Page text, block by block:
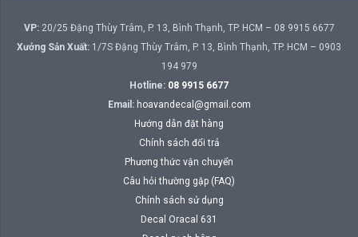
VP:20/25 Đặng Thùy Trâm, P. 13, Bình Thạnh, TP. HCM – 08 9915 6677
Xưởng Sản Xuất: 1/7S Đặng Thùy Trâm, P. 13, Bình Thạnh, TP. HCM – 0903
194 979
Hotline: 08 9915 6677
Email: hoavandecal@gmail.com
Hướng dẫn đặt hàng
Chính sách đổi trả
Phương thức vận chuyển
Câu hỏi thường gặp (FAQ)
Chính sách sử dụng
Decal Oracal 631